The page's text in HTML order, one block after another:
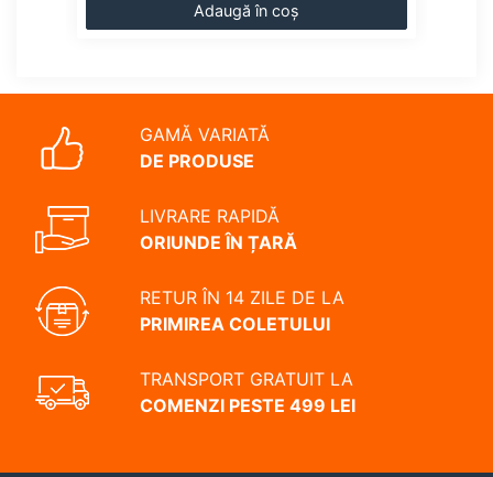
Adaugă în coș
GAMĂ VARIATĂ
DE PRODUSE
LIVRARE RAPIDĂ
ORIUNDE ÎN ȚARĂ
RETUR ÎN 14 ZILE DE LA
PRIMIREA COLETULUI
TRANSPORT GRATUIT LA
COMENZI PESTE 499 LEI